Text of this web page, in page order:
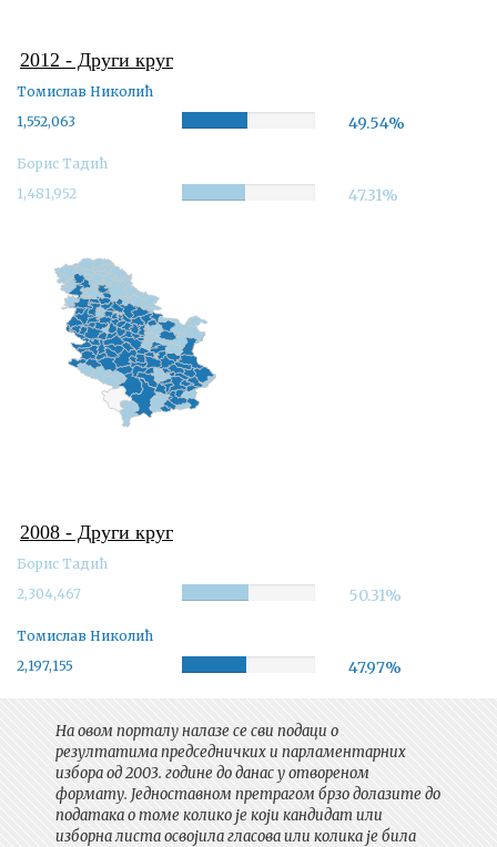
2012 - Други круг
Томислав Николић
1,552,063
49.54%
Борис Тадић
1,481,952
47.31%
2008 - Други круг
Борис Тадић
2,304,467
50.31%
Томислав Николић
2,197,155
47.97%
На овом порталу налазе се сви подаци о
резултатима председничких и парламентарних
избора од 2003. године до данас у отвореном
формату. Једноставном претрагом брзо долазите до
података о томе колико је који кандидат или
изборна листа освојила гласова или колика је била